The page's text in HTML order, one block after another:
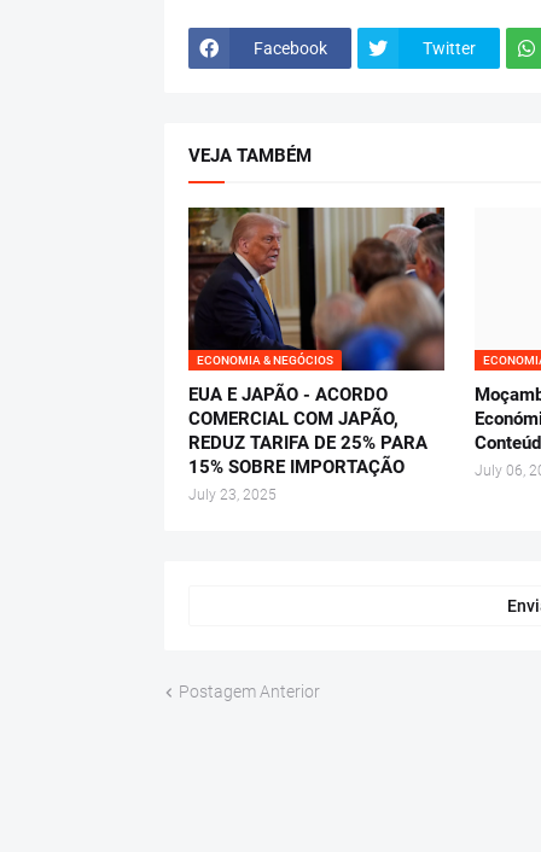
Facebook Twitter
VEJA TAMBÉM
ECONOMIA & NEGÓCIOS
EUA E JAPÃO - ACORDO
COMERCIAL COM JAPÃO,
REDUZ TARIFA DE 25% PARA
15% SOBRE IMPORTAÇÃO
July 23, 2025
July 06,
Postagem Anterior